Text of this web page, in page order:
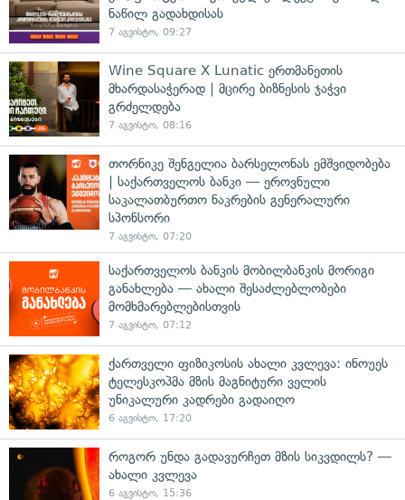
ნაწილ გადახდისას
7 აგვისტო, 09:27
Wine Square X Lunatic ერთმანეთის
მხარდასაჭერად | მცირე ბიზნესის ჯაჭვი
გრძელდება
7 აგვისტო, 08:16
თორნიკე შენგელია ბარსელონას ემშვიდობება
| საქართველოს ბანკი — ეროვნული
საკალათბურთო ნაკრების გენერალური
სპონსორი
7 აგვისტო, 07:20
საქართველოს ბანკის მობილბანკის მორიგი
განახლება — ახალი შესაძლებლობები
მომხმარებლებისთვის
7 აგვისტო, 07:12
ქართველი ფიზიკოსის ახალი კვლევა: ინოუეს
ტელესკოპმა მზის მაგნიტური ველის
უნიკალური კადრები გადაიღო
6 აგვისტო, 17:20
როგორ უნდა გადავურჩეთ მზის სიკვდილს? —
ახალი კვლევა
6 აგვისტო, 15:36